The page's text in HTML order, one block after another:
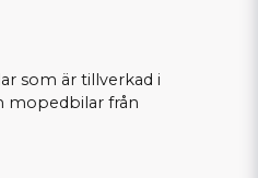
som är tillverkad i
mopedbilar från